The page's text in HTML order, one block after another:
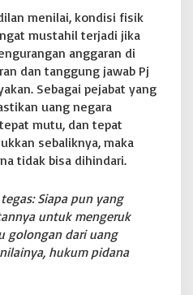
menilai, kondisi fisik
mustahil terjadi jika
anggaran di
dan tanggung jawab Pj
Sebagai pejabat yang
uang negara
mutu, dan tepat
sebaliknya, maka
tidak bisa dihindari.
Siapa pun yang
untuk mengeruk
golongan dari uang
hukum pidana